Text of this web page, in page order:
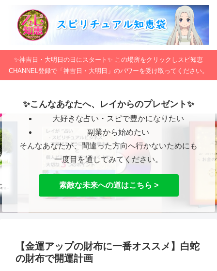
✨神吉日・大明日の日にスタート✨ この場所をクリックしスピ知恵
CHANNEL登録で「神吉日・大明日」のパワーを受け取ってください。
✨こんなあなたへ、レイからのプレゼント✨
大好きな占い・スピで豊かになりたい
副業から始めたい
そんなあなたが、間違った方向へ行かないためにも
一度目を通してみてください。
素敵な未来への道はこちら >
【金運アップの財布に一番オススメ】白蛇
の財布で開運計画